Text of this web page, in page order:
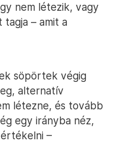
nem létezik, vagy
tagja – amit a
söpörtek végig
alternatív
létezne, és tovább
egy irányba néz,
–